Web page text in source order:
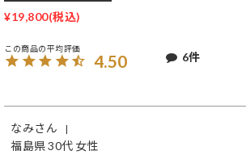
¥19,800
4.50 6
なみ
福島県30代 女性